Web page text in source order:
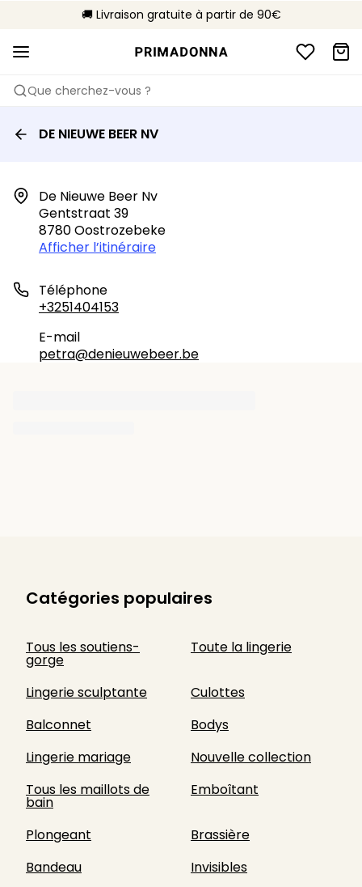
🚚 Livraison gratuite à partir de 90€
🌍 Vendus dans 353 boutiques en Belgique
📦 Retours gratuits
Que cherchez-vous ?
DE NIEUWE BEER NV
De Nieuwe Beer Nv
Gentstraat 39
8780 Oostrozebeke
Afficher l’itinéraire
Téléphone
+3251404153
E-mail
petra@denieuwebeer.be
Catégories populaires
Tous les soutiens-
gorge
Toute la lingerie
Lingerie sculptante
Culottes
Balconnet
Bodys
Lingerie mariage
Nouvelle collection
Tous les maillots de
bain
Emboîtant
Plongeant
Brassière
Bandeau
Invisibles